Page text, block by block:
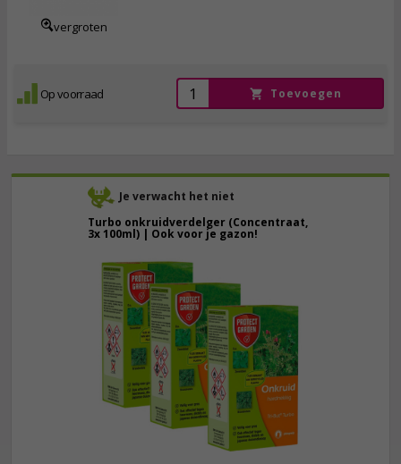
Je verwacht het niet
Turbo onkruidverdelger (Concentraat,
3x 100ml) | Ook voor je gazon!
vergroten
Op voorraad Toevoegen